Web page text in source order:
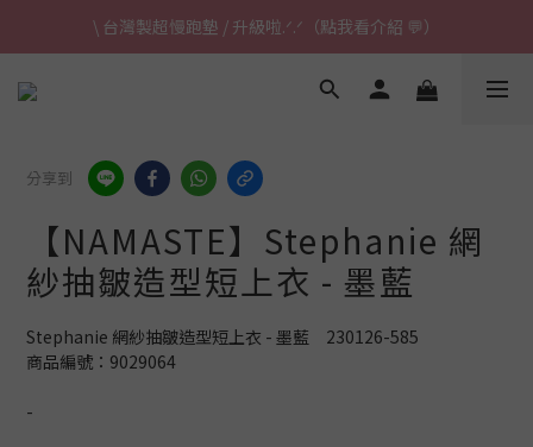
\ 台灣製超慢跑墊 / 升級啦.ᐟ.ᐟ（點我看介紹 💬）
\ 台灣製超慢跑墊 / 升級啦.ᐟ.ᐟ（點我看介紹 💬）
✈ 港澳免運｜滿HK$1,239免運 (指定商品)
分享到
【NAMASTE】Stephanie 網
紗抽皺造型短上衣 - 墨藍
Stephanie 網紗抽皺造型短上衣 - 墨藍　230126-585
商品編號：9029064
-